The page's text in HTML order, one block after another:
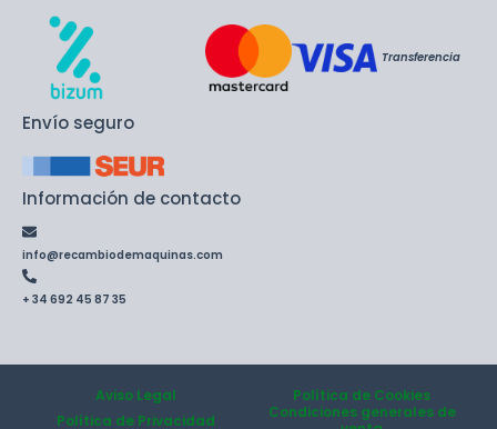
Transferencia
Envío seguro
Información de contacto
info@recambiodemaquinas.com
+ 34 692 45 87 35
Aviso Legal
Política de Cookies
Política de Privacidad
Condiciones generales de